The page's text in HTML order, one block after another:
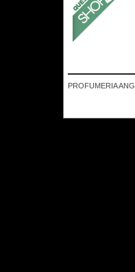
PROFUMERIA